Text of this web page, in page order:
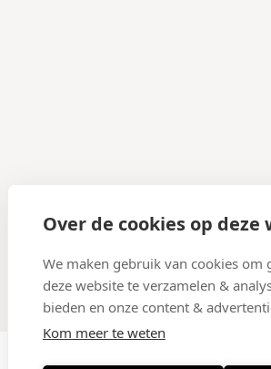
Over de cookies op deze
We maken gebruik van cookies om
deze website te verzamelen &
bieden en onze content &
Kom meer te weten